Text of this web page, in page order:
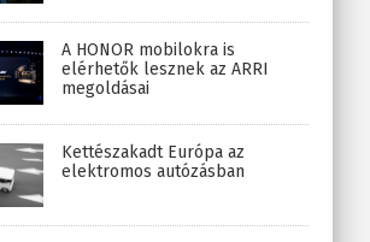
A HONOR mobilokra is
elérhetők lesznek az ARRI
megoldásai
Kettészakadt Európa az
elektromos autózásban